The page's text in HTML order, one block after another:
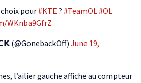
pour#KTE ? #TeamOL #OL
WKnba9GfrZ
June 19,
l’ailier gauche affiche au compteur